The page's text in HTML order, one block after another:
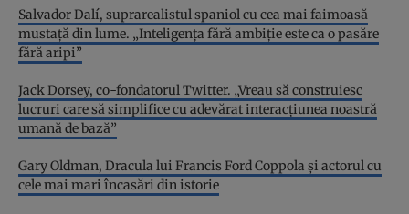
Salvador Dalí, suprarealistul spaniol cu cea mai faimoasă
mustață din lume. „Inteligența fără ambiție este ca o pasăre
fără aripi”
Jack Dorsey, co-fondatorul Twitter. „Vreau să construiesc
lucruri care să simplifice cu adevărat interacțiunea noastră
umană de bază”
Gary Oldman, Dracula lui Francis Ford Coppola și actorul cu
cele mai mari încasări din istorie